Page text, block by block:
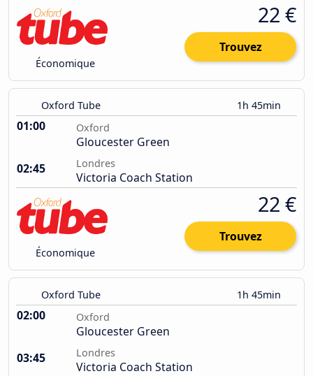
Économique
22 €
Trouvez
Oxford Tube 1h 45min
01:00 Oxford
Gloucester Green
02:45
Londres
Victoria Coach Station
Économique
22 €
Trouvez
Oxford Tube 1h 45min
02:00 Oxford
Gloucester Green
03:45
Londres
Victoria Coach Station